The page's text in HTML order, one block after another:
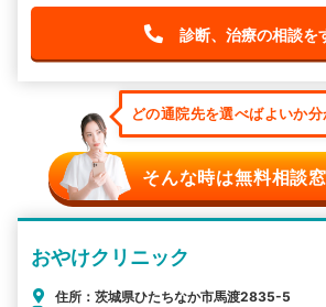
診断、治療の相談を
どの通院先を選べばよいか
そんな時は無料相談
おやけクリニック
住所：茨城県ひたちなか市馬渡2835-5